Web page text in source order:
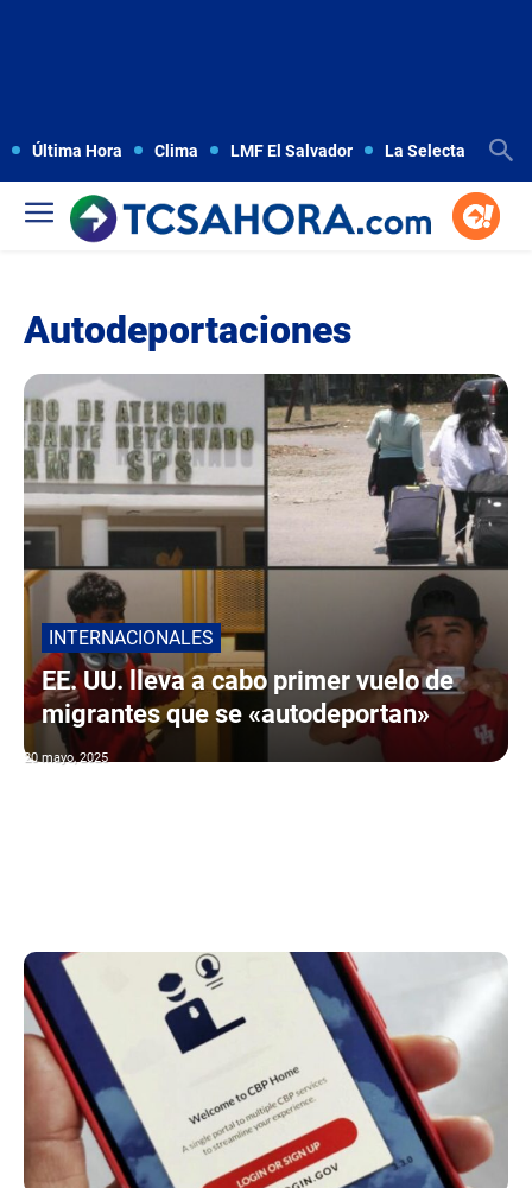
Última Hora Clima LMF El Salvador La Selecta
Autodeportaciones
INTERNACIONALES
EE. UU. lleva a cabo primer vuelo de
migrantes que se «autodeportan»
20 mayo, 2025